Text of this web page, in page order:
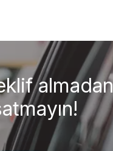
almadan